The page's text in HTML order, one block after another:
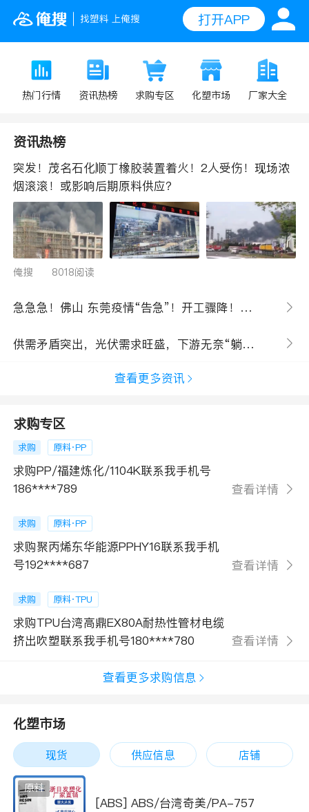
打开APP
热门行情 资讯热榜 求购专区 化塑市场 厂家大全
资讯热榜
突发！茂名石化顺丁橡胶装置着火！2人受伤！现场浓
烟滚滚！或影响后期原料供应？
俺搜 8018阅读
急急急！佛山 东莞疫情“告急”！开工骤降！交通受阻！“缺货荒”要来了！已有塑企宣布不接待合作伙伴！
供需矛盾突出，光伏需求旺盛，下游无奈“躺平”！9-10月EVA树脂市场如何演绎？
查看更多资讯
求购专区
求购 原料·PP
求购PP/福建炼化/1104K联系我手机号
186****789
查看详情
求购 原料·PP
求购聚丙烯东华能源PPHY16联系我手机
号192****687
查看详情
求购 原料·TPU
求购TPU台湾高鼎EX80A耐热性管材电缆
挤出吹塑联系我手机号180****780
查看详情
查看更多求购信息
化塑市场
现货 供应信息 店铺
原料
[ABS] ABS/台湾奇美/PA-757